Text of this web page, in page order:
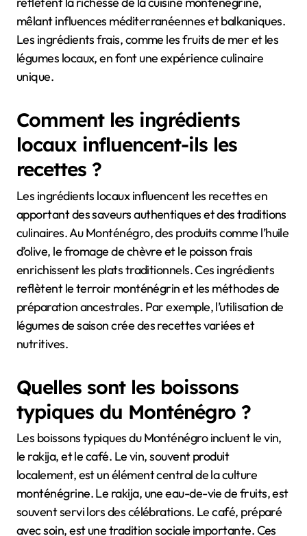
mêlant influences méditerranéennes et balkaniques.
Les ingrédients frais, comme les fruits de mer et les
légumes locaux, en font une expérience culinaire
unique.
Comment les ingrédients
locaux influencent-ils les
recettes ?
Les ingrédients locaux influencent les recettes en
apportant des saveurs authentiques et des traditions
culinaires. Au Monténégro, des produits comme l’huile
d’olive, le fromage de chèvre et le poisson frais
enrichissent les plats traditionnels. Ces ingrédients
reflètent le terroir monténégrin et les méthodes de
préparation ancestrales. Par exemple, l’utilisation de
légumes de saison crée des recettes variées et
nutritives.
Quelles sont les boissons
typiques du Monténégro ?
Les boissons typiques du Monténégro incluent le vin,
le rakija, et le café. Le vin, souvent produit
localement, est un élément central de la culture
monténégrine. Le rakija, une eau-de-vie de fruits, est
souvent servi lors des célébrations. Le café, préparé
avec soin, est une tradition sociale importante. Ces